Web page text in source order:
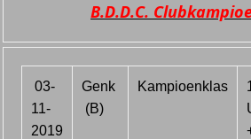
B.D.D.C.
03-
11-
2019
Genk
(B)
Kampioenklas